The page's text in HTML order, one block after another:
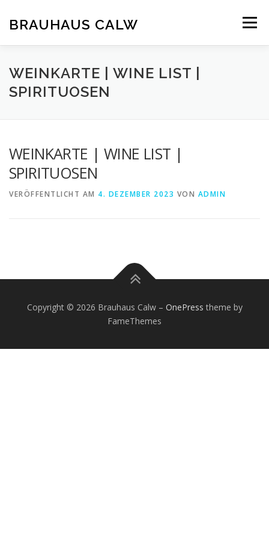
springen
BRAUHAUS CALW Menü
WEINKARTE | WINE LIST |
SPIRITUOSEN
WEINKARTE | WINE LIST |
SPIRITUOSEN
VERÖFFENTLICHT AM 4. DEZEMBER 2023 VON ADMIN
Copyright © 2026 Brauhaus Calw– OnePress theme by
FameThemes